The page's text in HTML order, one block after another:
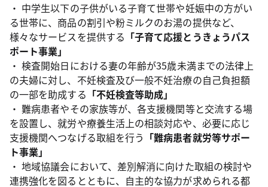
・ 中学生以下の子供がいる子育て世帯や妊娠中の方がい
る世帯に、商品の割引や粉ミルクのお湯の提供など、
様々なサービスを提供する 「子育て応援とうきょうパス
ポート事業」
・ 検査開始日における妻の年齢が35歳未満までの法律上
の夫婦に対し、不妊検査及び一般不妊治療の自己負担額
の一部を助成する 「不妊検査等助成」
・ 難病患者やその家族等が、各支援機関等と交流する場
を設置し、就労や療養生活上の相談対応や、必要に応じ
支援機関へつなげる取組を行う 「難病患者就労等サポー
ト事業」
・ 地域協議会において、差別解消に向けた取組の検討や
連携強化を図るとともに、自主的な協力が求められる都